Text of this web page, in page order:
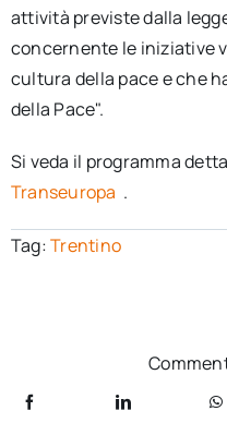
attività previste dalla
concernente le iniziative
cultura della pace e che
della Pace".
Si veda il programma
Transeuropa .
Tag:Trentino